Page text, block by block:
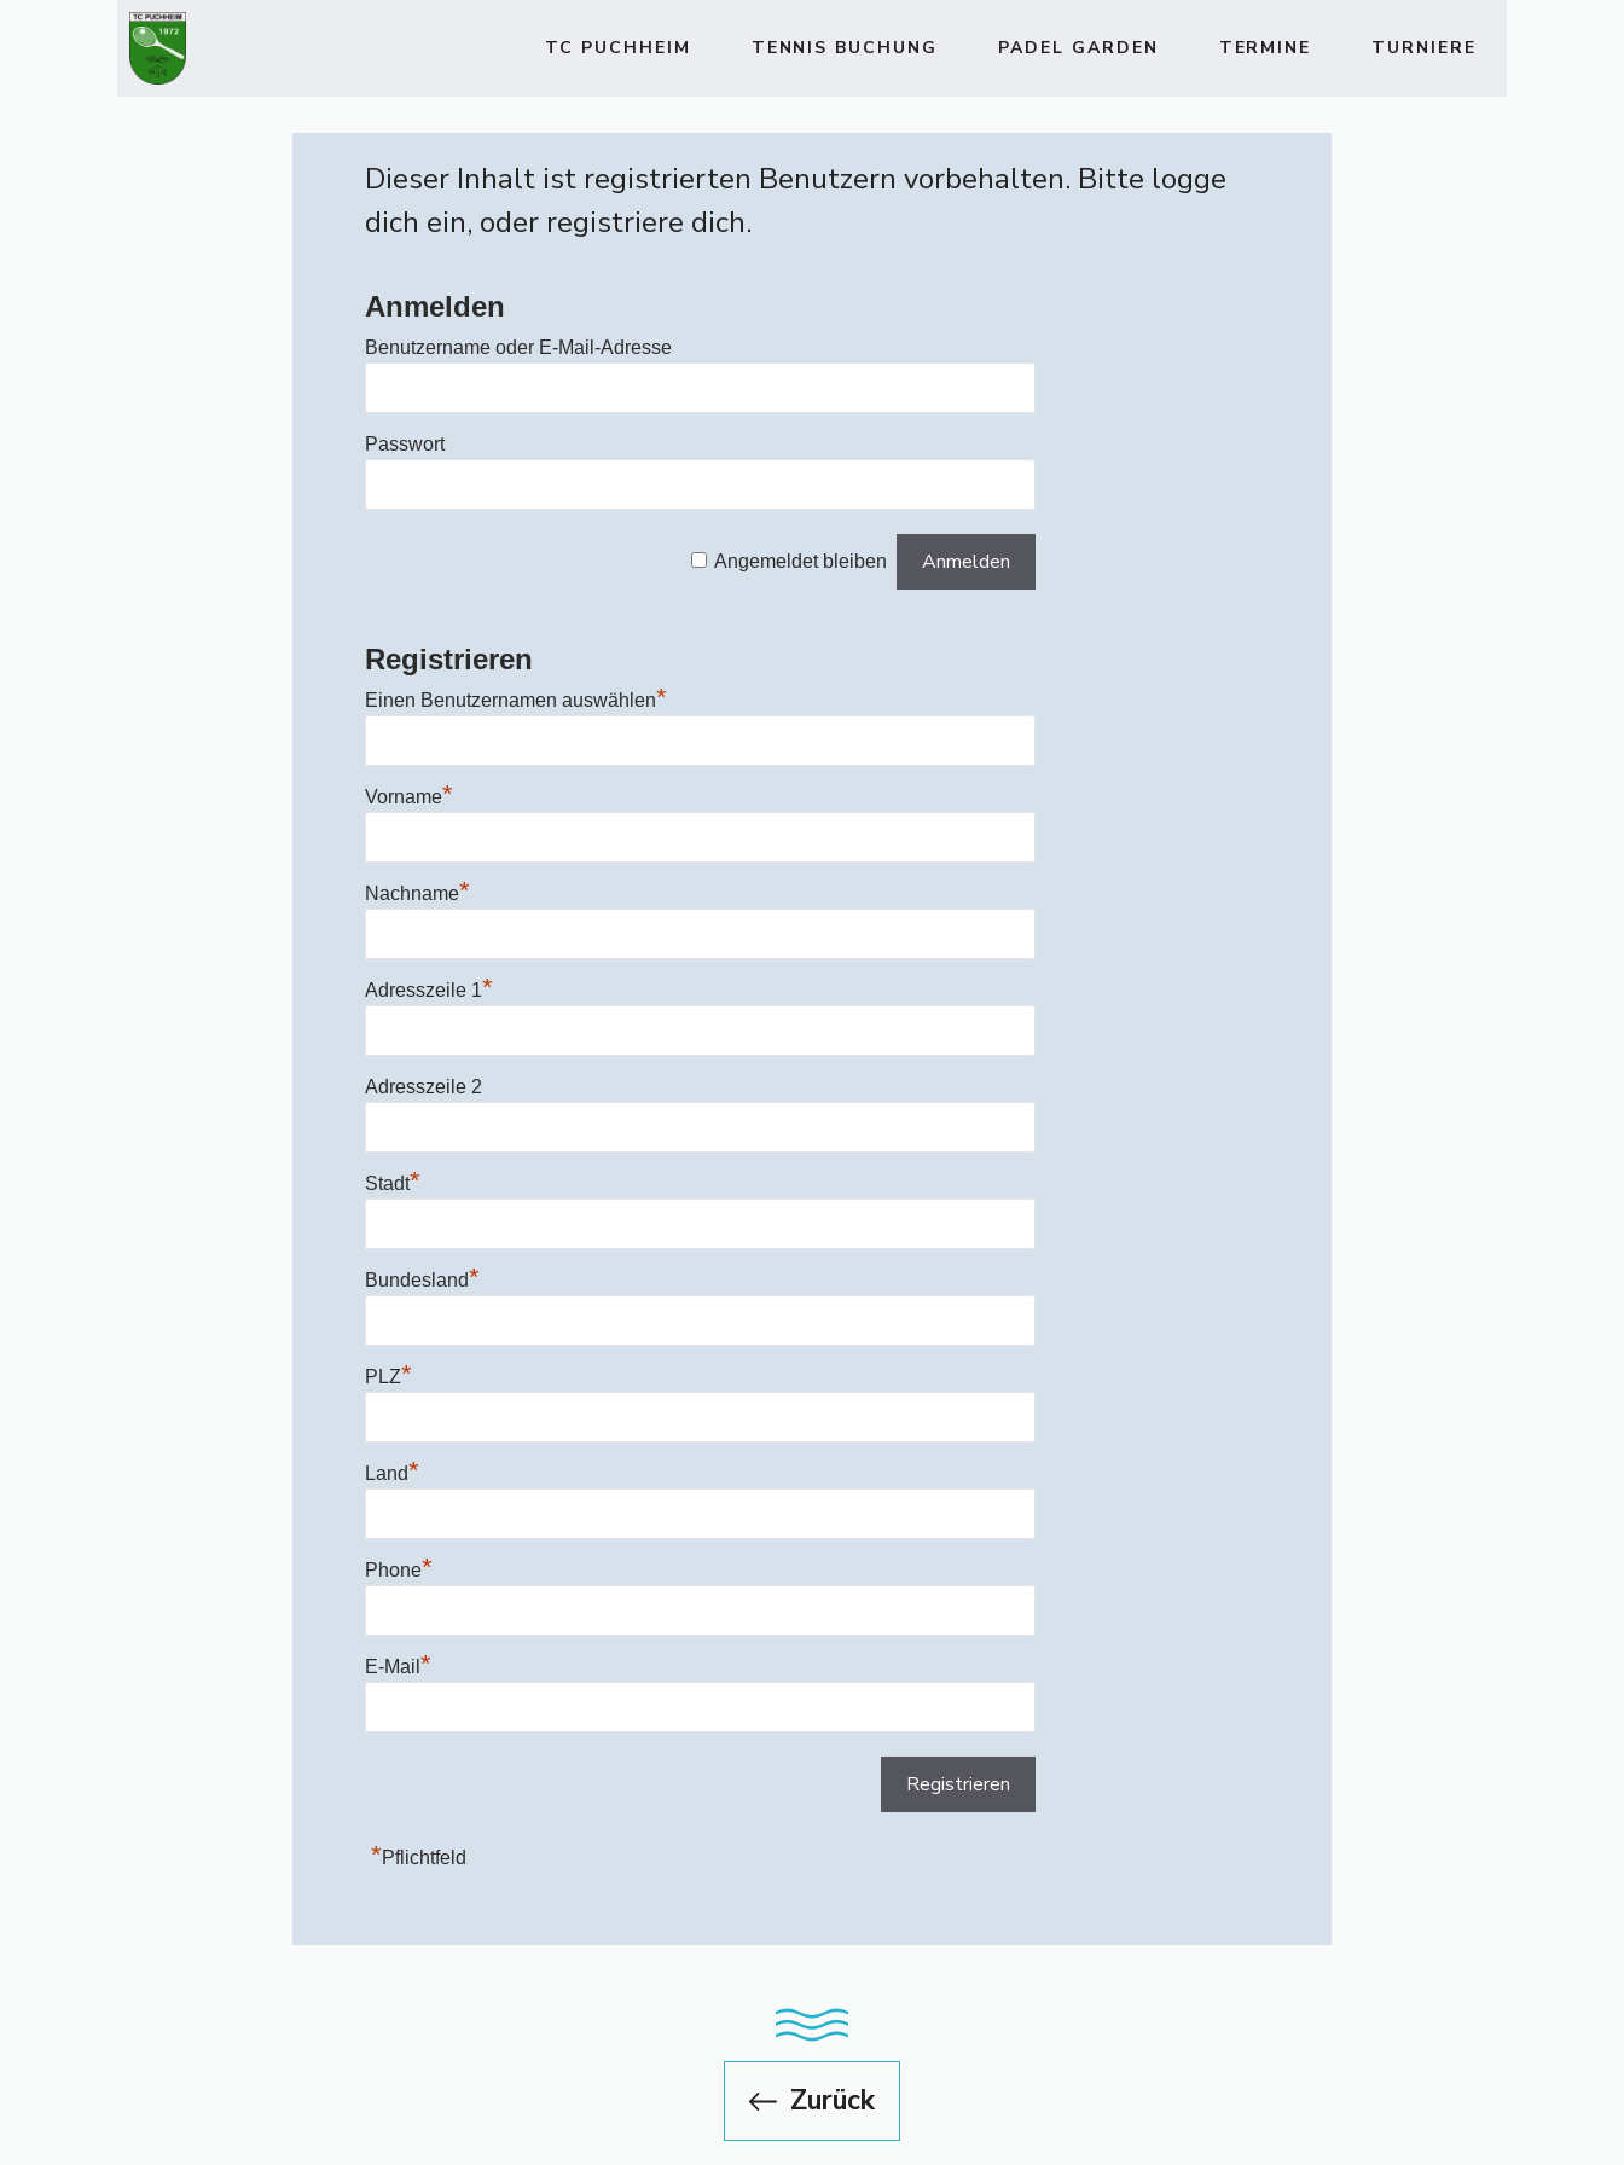
TC PUCHHEIM TENNIS BUCHUNG PADEL GARDEN TERMINE TURNIERE
Dieser Inhalt ist registrierten Benutzern vorbehalten. Bitte logge
dich ein, oder registriere dich.
Anmelden
Benutzername oder E-Mail-Adresse
Passwort
Angemeldet bleiben
Registrieren
Einen Benutzernamen auswählen*
Vorname*
Nachname*
Adresszeile 1*
Adresszeile 2
Stadt*
Bundesland*
PLZ*
Land*
Phone*
E-Mail *
*Pflichtfeld
Zurück